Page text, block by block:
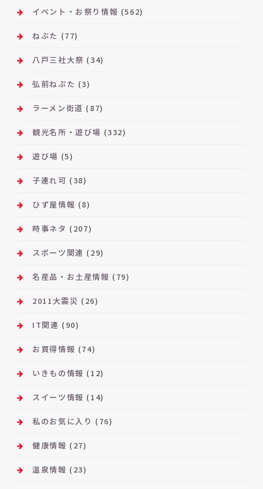
イベント・お祭り情報 (562)
ねぶた (77)
八戸三社大祭 (34)
弘前ねぷた (3)
ラーメン街道 (87)
観光名所・遊び場 (332)
遊び場 (5)
子連れ可 (38)
ひず屋情報 (8)
時事ネタ (207)
スポーツ関連 (29)
名産品・お土産情報 (79)
2011大震災 (26)
IT関連 (90)
お買得情報 (74)
いきもの情報 (12)
スイーツ情報 (14)
私のお気に入り (76)
健康情報 (27)
温泉情報 (23)